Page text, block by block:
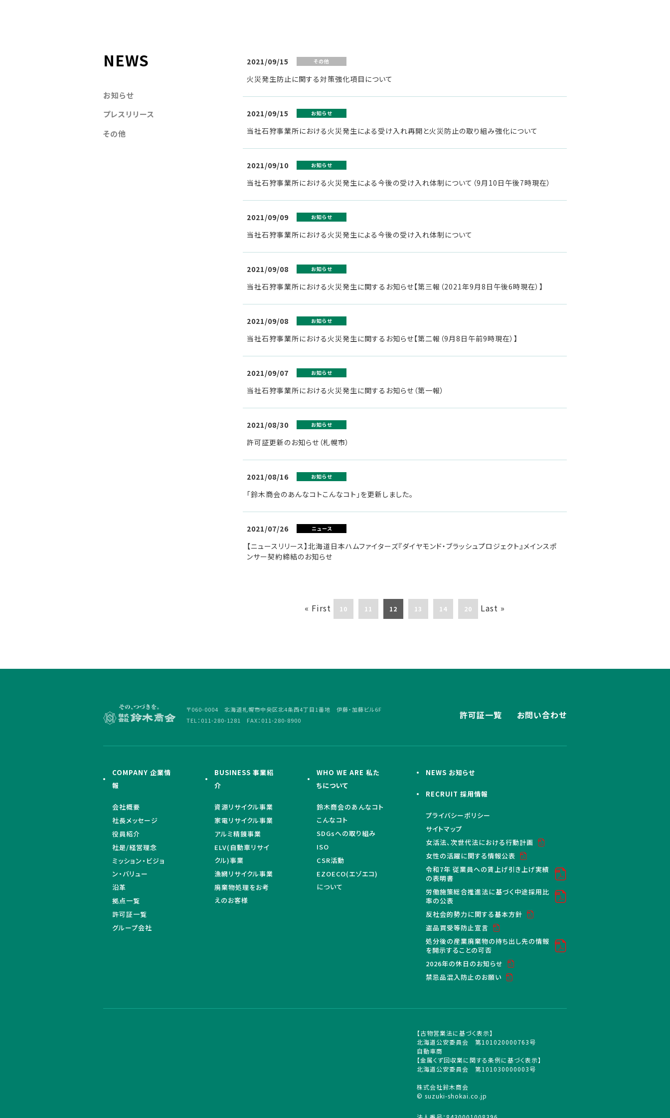
NEWS
お知らせ
プレスリリース
その他
2021/09/15 その他
火災発生防止に関する対策強化項目について
2021/09/15 お知らせ
当社石狩事業所における火災発生による受け入れ再開と火災防止の取り組み強化について
2021/09/10 お知らせ
当社石狩事業所における火災発生による今後の受け入れ体制について（9月10日午後7時現在）
2021/09/09 お知らせ
当社石狩事業所における火災発生による今後の受け入れ体制について
2021/09/08 お知らせ
当社石狩事業所における火災発生に関するお知らせ【第三報（2021年9月8日午後6時現在）】
2021/09/08 お知らせ
当社石狩事業所における火災発生に関するお知らせ【第二報（9月8日午前9時現在）】
2021/09/07 お知らせ
当社石狩事業所における火災発生に関するお知らせ（第一報）
2021/08/30 お知らせ
許可証更新のお知らせ（札幌市）
2021/08/16 お知らせ
「鈴木商会のあんなコトこんなコト」を更新しました。
2021/07/26 ニュース
【ニュースリリース】北海道日本ハムファイターズ『ダイヤモンド・ブラッシュプロジェクト』メインスポ
ンサー契約締結のお知らせ
« First 10 11 12 13 14 20 Last »
〒060-0004 北海道札幌市中央区北4条西4丁目1番地 伊藤・加藤ビル6F
TEL：011-280-1281 FAX：011-280-8900
許可証一覧 お問い合わせ
COMPANY 企業情
報
会社概要
社長メッセージ
役員紹介
社是/経営理念
ミッション・ビジョ
ン・バリュー
沿革
拠点一覧
許可証一覧
グループ会社
BUSINESS 事業紹
介
資源リサイクル事業
家電リサイクル事業
アルミ精錬事業
ELV(自動車リサイ
クル)事業
漁網リサイクル事業
廃棄物処理をお考
えのお客様
WHO WE ARE 私た
ちについて
鈴木商会のあんなコト
こんなコト
SDGsへの取り組み
ISO
CSR活動
EZOECO(エゾエコ)
について
NEWS お知らせ
RECRUIT 採用情報
プライバシーポリシー
サイトマップ
女活法、次世代法における行動計画
女性の活躍に関する情報公表
令和7年 従業員への賃上げ引き上げ実績
の表明書
労働施策総合推進法に基づく中途採用比
率の公表
反社会的勢力に関する基本方針
盗品買受等防止宣言
処分後の産業廃棄物の持ち出し先の情報
を開示することの可否
2026年の休日のお知らせ
禁忌品混入防止のお願い
【古物営業法に基づく表示】
北海道公安委員会 第101020000763号
自動車商
【金属くず回収業に関する条例に基づく表示】
北海道公安委員会 第101030000003号
株式会社鈴木商会
© suzuki-shokai.co.jp